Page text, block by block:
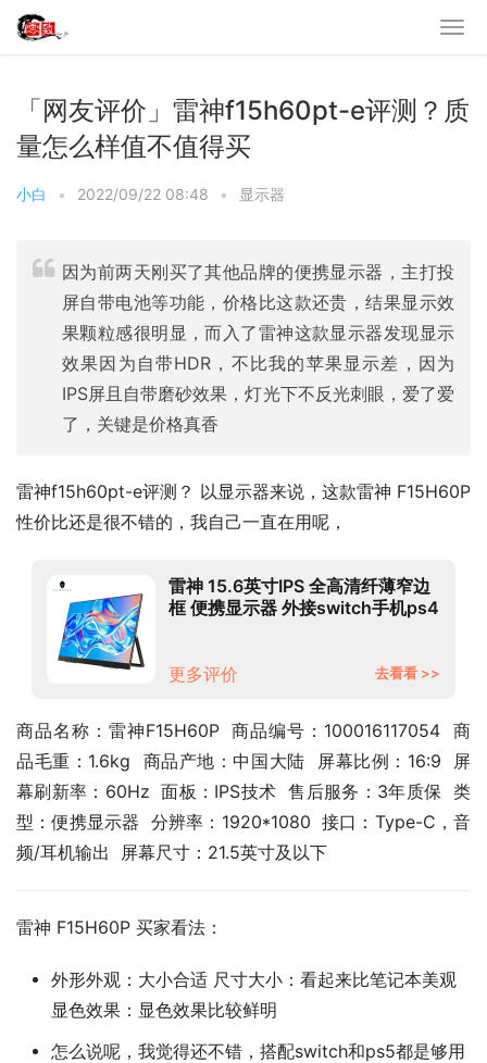
「网友评价」雷神f15h60pt-e评测？质
量怎么样值不值得买
小白 • 2022/09/22 08:48 • 显示器
因为前两天刚买了其他品牌的便携显示器，主打投
屏自带电池等功能，价格比这款还贵，结果显示效
果颗粒感很明显，而入了雷神这款显示器发现显示
效果因为自带HDR，不比我的苹果显示差，因为
IPS屏且自带磨砂效果，灯光下不反光刺眼，爱了爱
了，关键是价格真香
雷神f15h60pt-e评测？ 以显示器来说，这款雷神 F15H60P
性价比还是很不错的，我自己一直在用呢，
雷神 15.6英寸IPS 全高清纤薄窄边
框 便携显示器 外接switch手机ps4
更多评价 去看看 >>
商品名称：雷神F15H60P  商品编号：100016117054  商
品毛重：1.6kg  商品产地：中国大陆  屏幕比例：16:9  屏
幕刷新率：60Hz  面板：IPS技术  售后服务：3年质保  类
型：便携显示器  分辨率：1920*1080  接口：Type-C，音
频/耳机输出  屏幕尺寸：21.5英寸及以下
雷神 F15H60P 买家看法：
外形外观：大小合适 尺寸大小：看起来比笔记本美观
显色效果：显色效果比较鲜明
怎么说呢，我觉得还不错，搭配switch和ps5都是够用